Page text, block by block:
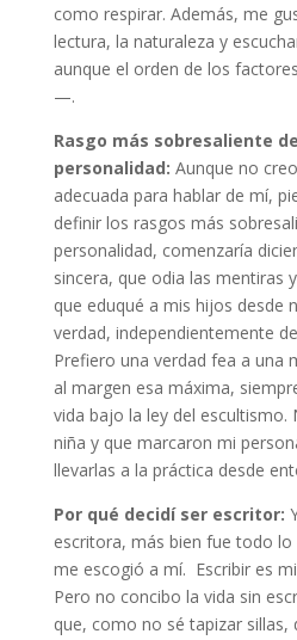
como respirar. Además, me
lectura, la naturaleza y
aunque el orden de los
—.
Rasgo más sobresaliente
personalidad: Aunque no
adecuada para hablar de mí,
definir los rasgos más
personalidad, comenzaría
sincera, que odia las mentiras
que eduqué a mis hijos desde
verdad, independientemente
Prefiero una verdad fea a una
al margen esa máxima,
vida bajo la ley del escultismo.
niña y que marcaron mi
llevarlas a la práctica desde
Por qué decidí ser escritor:
escritora, más bien fue todo
me escogió a mí. Escribir es
Pero no concibo la vida sin
que, como no sé tapizar sillas,